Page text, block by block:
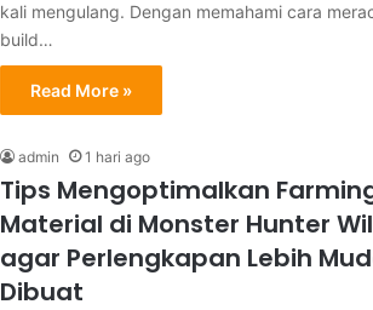
kali mengulang. Dengan memahami cara
build…
Read More »
admin 1 hari ago
Tips Mengoptimalkan
Material di Monster Hunter
agar Perlengkapan Lebih
Dibuat